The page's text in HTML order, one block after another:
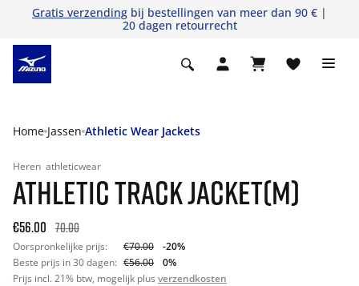
Gratis verzending bij bestellingen van meer dan 90 € |
20 dagen retourrecht
Home Jassen Athletic Wear Jackets
Heren athleticwear
ATHLETIC TRACK JACKET(M)
€56.00 70.00
Oorspronkelijke prijs: €70.00
-20%
Beste prijs in 30 dagen: €56.00
0%
Prijs incl. 21% btw, mogelijk plus verzendkosten